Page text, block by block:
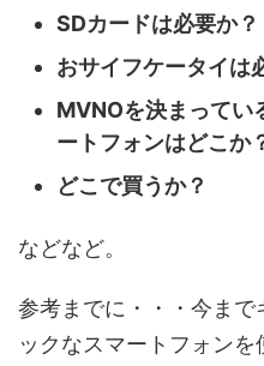
SDカードは必要か？
おサイフケータイは
MVNOを決まってい
ートフォンはどこか
どこで買うか？
などなど。
参考までに・・・今まで
ックなスマートフォン